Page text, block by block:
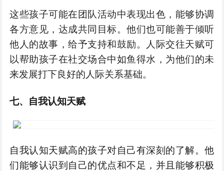
这些孩子可能在团队活动中表现出色，能够协调
各方意见，达成共同目标。他们也可能善于倾听
他人的故事，给予支持和鼓励。人际交往天赋可
以帮助孩子在社交场合中如鱼得水，为他们的未
来发展打下良好的人际关系基础。
七、自我认知天赋
自我认知天赋高的孩子对自己有深刻的了解。他
们能够认识到自己的优点和不足，并且能够积极